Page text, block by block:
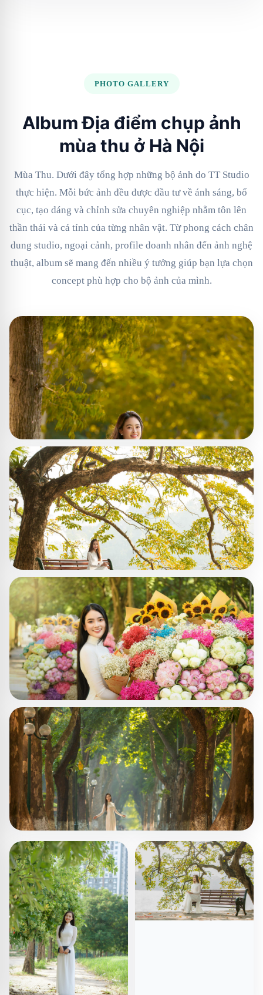
PHOTO GALLERY
Album Địa điểm chụp ảnh
mùa thu ở Hà Nội
Mùa Thu. Dưới đây tổng hợp những bộ ảnh do TT Studio
thực hiện. Mỗi bức ảnh đều được đầu tư về ánh sáng, bố
cục, tạo dáng và chỉnh sửa chuyên nghiệp nhằm tôn lên
thần thái và cá tính của từng nhân vật. Từ phong cách chân
dung studio, ngoại cảnh, profile doanh nhân đến ảnh nghệ
thuật, album sẽ mang đến nhiều ý tưởng giúp bạn lựa chọn
concept phù hợp cho bộ ảnh của mình.